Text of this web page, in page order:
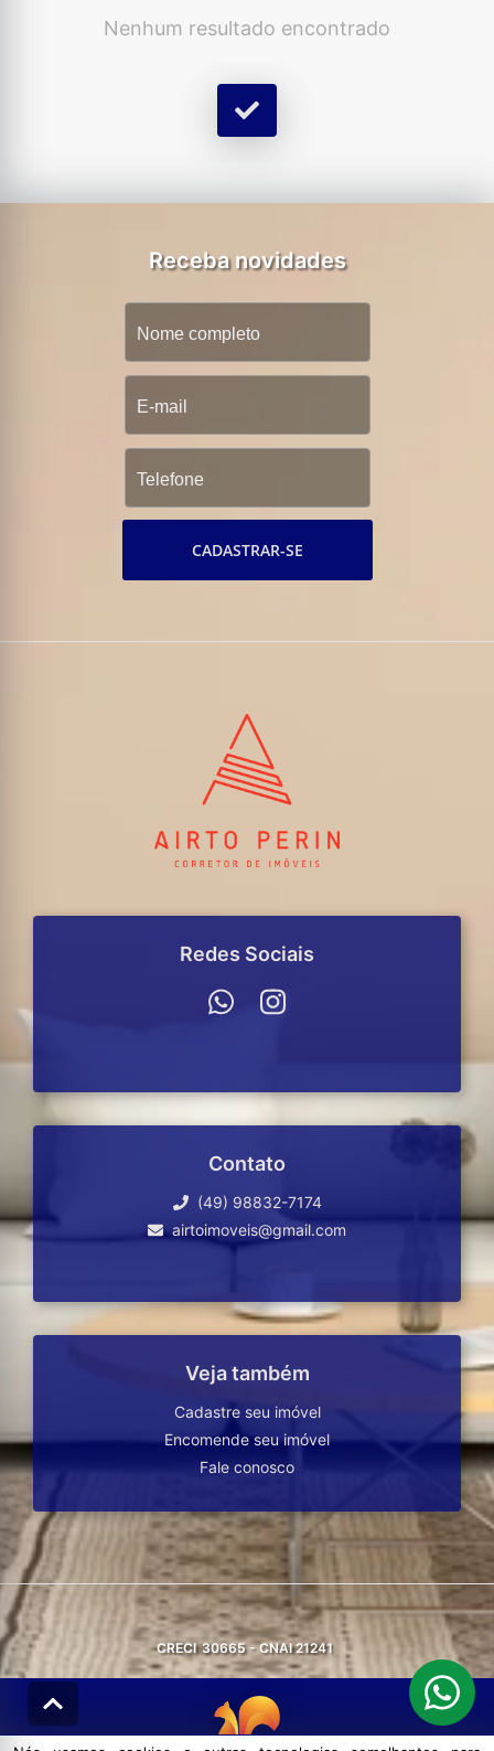
Nenhum resultado encontrado
Receba novidades
CADASTRAR-SE
Redes Sociais
Contato
(49) 98832-7174
airtoimoveis@gmail.com
Veja também
Cadastre seu imóvel
Encomende seu imóvel
Fale conosco
CRECI 30665 - CNAI 21241